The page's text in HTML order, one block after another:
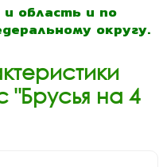
и область и по
округу.
"Брусья на 4